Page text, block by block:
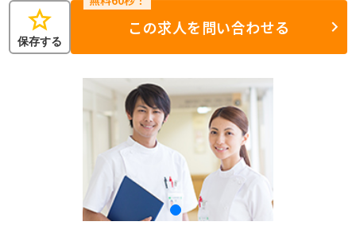
star
保存する
この求人を問い合わせる